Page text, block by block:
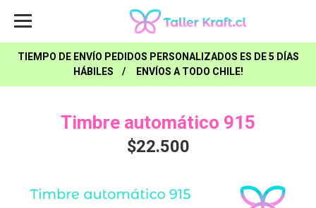
TIEMPO DE ENVÍO PEDIDOS PERSONALIZADOS ES DE 5 DÍAS
HÁBILES / ENVÍOS A TODO CHILE!
Timbre automático 915
$22.500